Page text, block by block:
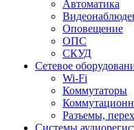
Автоматика
Оповещение
ОПС
СКУД
Сетевое
Wi-Fi
Коммутаторы
Разъемы,
Системы